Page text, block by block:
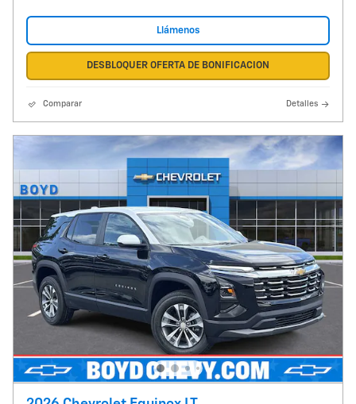
Llámenos
DESBLOQUER OFERTA DE BONIFICACION
Comparar Detalles